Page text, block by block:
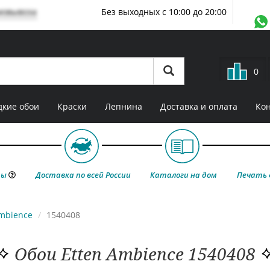
Без выходных с 10:00 до 20:00
0
обои Краски Лепнина Доставка и оплата
Доставка по всей России Каталоги на дом Печать
1540408
Обои Etten Ambience 1540408